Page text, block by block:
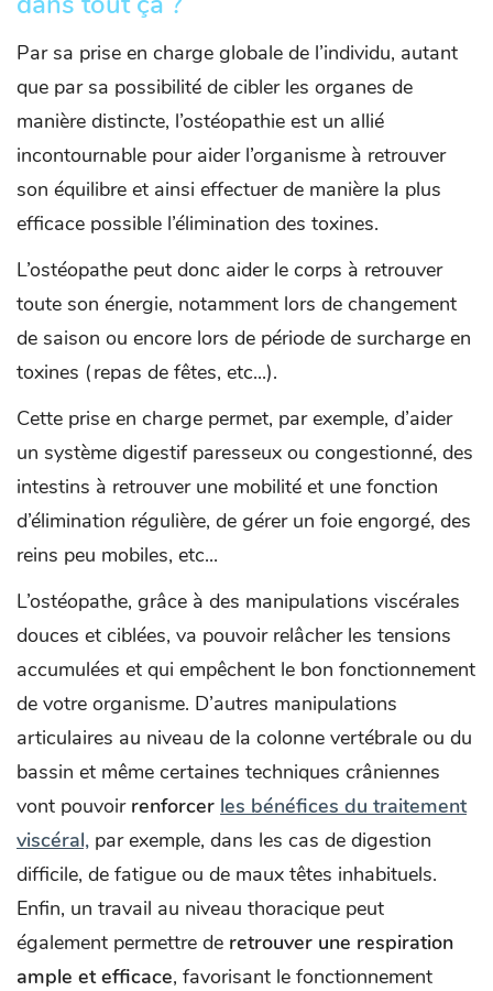
Par sa prise en charge globale de l’individu, autant
que par sa possibilité de cibler les organes de
manière distincte, l’ostéopathie est un allié
incontournable pour aider l’organisme à retrouver
son équilibre et ainsi effectuer de manière la plus
efficace possible l’élimination des toxines.
L’ostéopathe peut donc aider le corps à retrouver
toute son énergie, notamment lors de changement
de saison ou encore lors de période de surcharge en
toxines (repas de fêtes, etc...).
Cette prise en charge permet, par exemple, d’aider
un système digestif paresseux ou congestionné, des
intestins à retrouver une mobilité et une fonction
d’élimination régulière, de gérer un foie engorgé, des
reins peu mobiles, etc...
L’ostéopathe, grâce à des manipulations viscérales
douces et ciblées, va pouvoir relâcher les tensions
accumulées et qui empêchent le bon fonctionnement
de votre organisme. D’autres manipulations
articulaires au niveau de la colonne vertébrale ou du
bassin et même certaines techniques crâniennes
vont pouvoirrenforcer les bénéfices du traitement
viscéral, par exemple, dans les cas de digestion
difficile, de fatigue ou de maux têtes inhabituels.
Enfin, un travail au niveau thoracique peut
également permettre de retrouver une respiration
ample et efficace, favorisant le fonctionnement